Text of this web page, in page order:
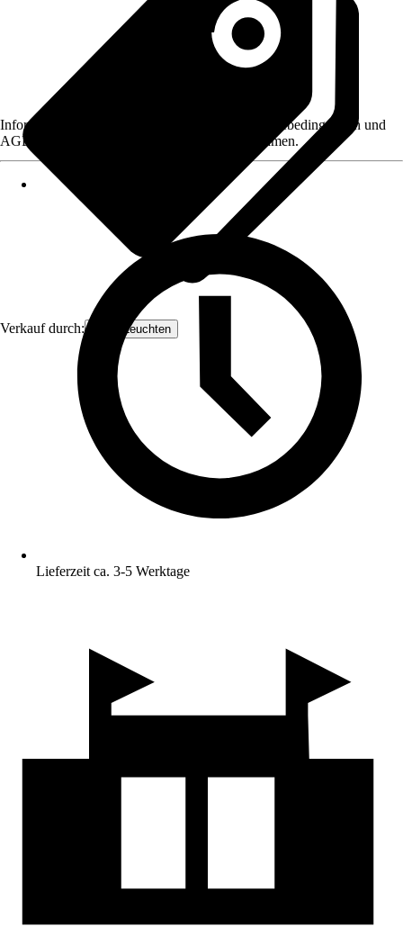
Verkauf durch: Orion Leuchten
Informationen des Verkäufers, wie z. B. Rückgabebedingungen und
AGB, finden Sie bei Klick auf den Verkäufernamen.
Lieferzeit ca. 3-5 Werktage